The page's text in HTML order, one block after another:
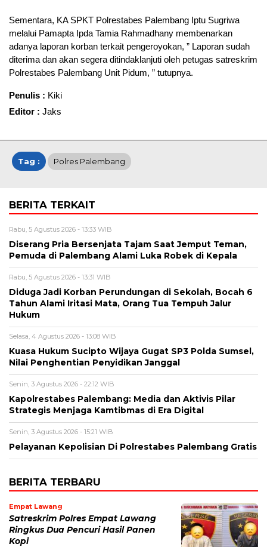
Sementara, KA SPKT Polrestabes Palembang Iptu Sugriwa
melalui Pamapta Ipda Tamia Rahmadhany membenarkan
adanya laporan korban terkait pengeroyokan, ” Laporan sudah
diterima dan akan segera ditindaklanjuti oleh petugas satreskrim
Polrestabes Palembang Unit Pidum, ” tutupnya.
Penulis : Kiki
Editor : Jaks
Tag : Polres Palembang
BERITA TERKAIT
Rabu, 5 Agustus 2026 - 13:33 WIB
Diserang Pria Bersenjata Tajam Saat Jemput Teman,
Pemuda di Palembang Alami Luka Robek di Kepala
Rabu, 5 Agustus 2026 - 13:31 WIB
Diduga Jadi Korban Perundungan di Sekolah, Bocah 6
Tahun Alami Iritasi Mata, Orang Tua Tempuh Jalur
Hukum
Selasa, 4 Agustus 2026 - 13:08 WIB
Kuasa Hukum Sucipto Wijaya Gugat SP3 Polda Sumsel,
Nilai Penghentian Penyidikan Janggal
Senin, 3 Agustus 2026 - 22:12 WIB
Kapolrestabes Palembang: Media dan Aktivis Pilar
Strategis Menjaga Kamtibmas di Era Digital
Senin, 3 Agustus 2026 - 15:21 WIB
Pelayanan Kepolisian Di Polrestabes Palembang Gratis
BERITA TERBARU
Empat Lawang
Satreskrim Polres Empat Lawang
Ringkus Dua Pencuri Hasil Panen
Kopi